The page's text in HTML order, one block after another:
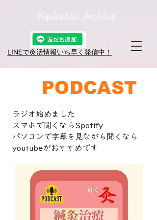
LINEで灸活情報​いち早く発信中！
PODCAST
ラジオ始めました
スマホで聞くならSpotify
パソコンで字幕を見ながら聞くなら
youtubeが​おすすめです